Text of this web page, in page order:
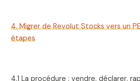
4. Migrer de Revolut Stocks vers un
étapes
4.1 La procédure : vendre, déclarer,